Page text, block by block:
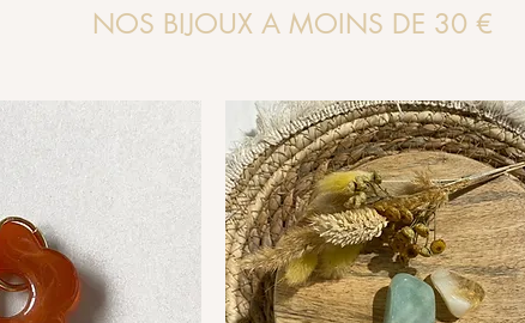
NOS BIJOUX A MOINS DE 30 €